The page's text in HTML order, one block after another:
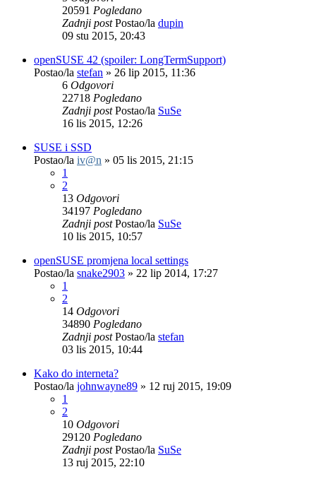
20591 Pogledano
Zadnji postPostao/la dupin
09 stu 2015, 20:43
openSUSE 42 (spoiler: LongTermSupport)
Postao/la stefan » 26 lip 2015, 11:36
6 Odgovori
22718 Pogledano
Zadnji postPostao/la SuSe
16 lis 2015, 12:26
SUSE i SSD
Postao/la iv@n » 05 lis 2015, 21:15
1
2
13 Odgovori
34197 Pogledano
Zadnji postPostao/la SuSe
10 lis 2015, 10:57
openSUSE promjena local settings
Postao/la snake2903 » 22 lip 2014, 17:27
1
2
14 Odgovori
34890 Pogledano
Zadnji postPostao/la stefan
03 lis 2015, 10:44
Kako do interneta?
Postao/la johnwayne89 » 12 ruj 2015, 19:09
1
2
10 Odgovori
29120 Pogledano
Zadnji postPostao/la SuSe
13 ruj 2015, 22:10